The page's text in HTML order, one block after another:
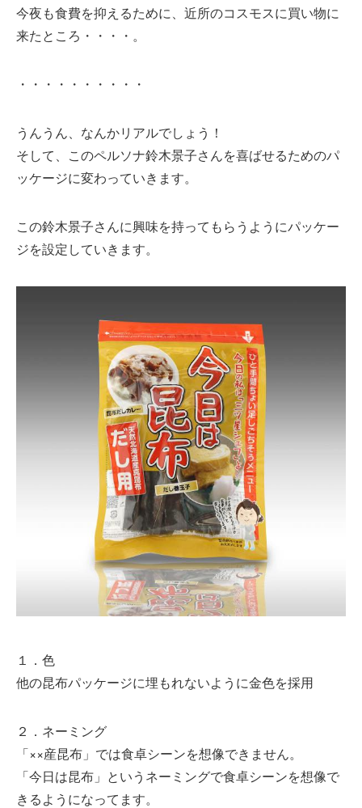
今夜も食費を抑えるために、近所のコスモスに買い物に
来たところ・・・・。
・・・・・・・・・・
うんうん、なんかリアルでしょう！
そして、このペルソナ鈴木景子さんを喜ばせるためのパ
ッケージに変わっていきます。
この鈴木景子さんに興味を持ってもらうようにパッケー
ジを設定していきます。
１．色
他の昆布パッケージに埋もれないように金色を採用
２．ネーミング
「××産昆布」では食卓シーンを想像できません。
「今日は昆布」というネーミングで食卓シーンを想像で
きるようになってます。